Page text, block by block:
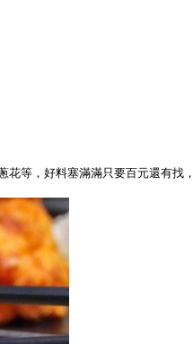
等，好料塞滿滿只要百元還有